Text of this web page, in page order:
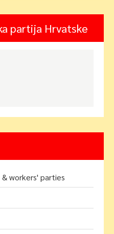
partija Hrvatske
workers' parties